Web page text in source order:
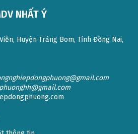
NHẤT Ý
Huyện Trảng Bom, Tỉnh Đồng Nai,